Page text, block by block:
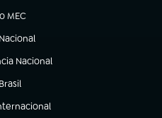
MEC
em nova aba)
Nacional
aba)
em nova aba)
aba)